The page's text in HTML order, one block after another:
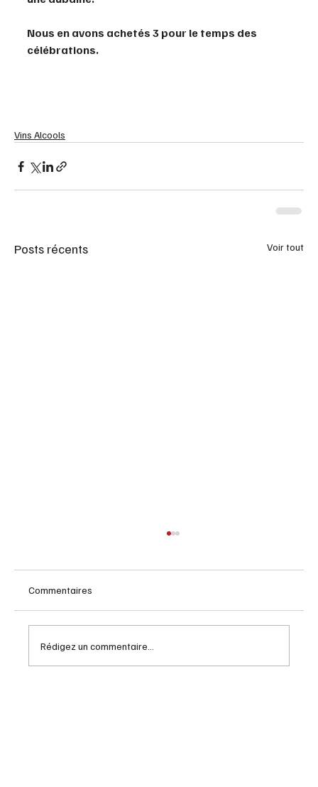
Nous en avons achetés 3 pour le temps des
célébrations.
Vins Alcools
Posts récents Voir tout
Commentaires
Rédigez un commentaire...